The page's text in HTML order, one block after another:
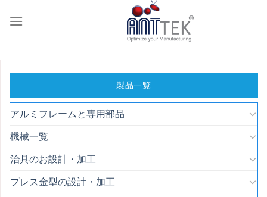
製品一覧
アルミフレームと専用部品
機械一覧
治具のお設計・加工
プレス金型の設計・加工